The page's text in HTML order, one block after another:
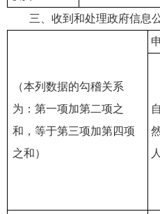
三、收到和处理政府信息
（本列数据的勾稽关系
为：第一项加第二项之
和，等于第三项加第四项
之和）
自
人